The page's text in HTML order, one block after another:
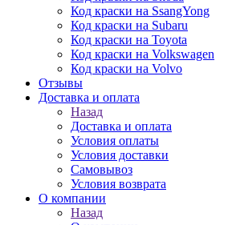
Код краски на SsangYong
Код краски на Subaru
Код краски на Toyota
Код краски на Volkswagen
Код краски на Volvo
Отзывы
Доставка и оплата
Назад
Доставка и оплата
Условия оплаты
Условия доставки
Самовывоз
Условия возврата
О компании
Назад